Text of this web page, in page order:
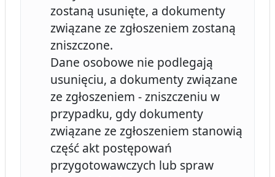
zostaną usunięte, a dokumenty
związane ze zgłoszeniem zostaną
zniszczone.
Dane osobowe nie podlegają
usunięciu, a dokumenty związane
ze zgłoszeniem - zniszczeniu w
przypadku, gdy dokumenty
związane ze zgłoszeniem stanowią
część akt postępowań
przygotowawczych lub spraw